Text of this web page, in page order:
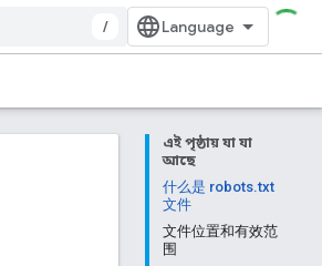
/
এই পৃষ্ঠায় যা যা
আছে
什么是 robots.txt
文件
文件位置和有效范
围